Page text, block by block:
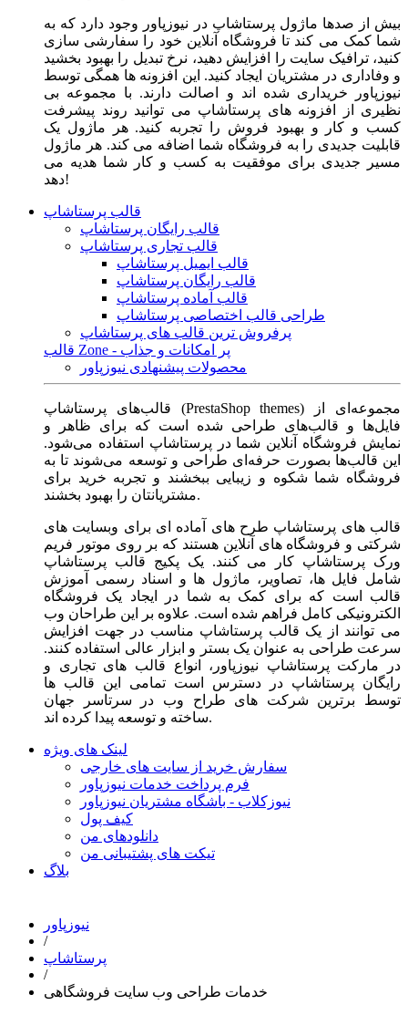
بیش از صدها ماژول پرستاشاپ در نیوزپاور وجود دارد که به
شما کمک می کند تا فروشگاه آنلاین خود را سفارشی سازی
کنید، ترافیک سایت را افزایش دهید، نرخ تبدیل را بهبود بخشید
و وفاداری در مشتریان ایجاد کنید. این افزونه ها همگی توسط
نیوزپاور خریداری شده اند و اصالت دارند. با مجموعه بی
نظیری از افزونه های پرستاشاپ می توانید روند پیشرفت
کسب و کار و بهبود فروش را تجربه کنید. هر ماژول یک
قابلیت جدیدی را به فروشگاه شما اضافه می کند. هر ماژول
مسیر جدیدی برای موفقیت به کسب و کار شما هدیه می
دهد!
قالب پرستاشاپ
قالب رایگان پرستاشاپ
قالب تجاری پرستاشاپ
قالب ایمیل پرستاشاپ
قالب رایگان پرستاشاپ
قالب آماده پرستاشاپ
طراحی قالب اختصاصی پرستاشاپ
پرفروش ترین قالب های پرستاشاپ
قالب Zone - پر امکانات و جذاب
محصولات پیشنهادی نیوزپاور
قالب‌های پرستاشاپ (PrestaShop themes) مجموعه‌ای از
فایل‌ها و قالب‌های طراحی شده است که برای ظاهر و
نمایش فروشگاه آنلاین شما در پرستاشاپ استفاده می‌شود.
این قالب‌ها بصورت حرفه‌ای طراحی و توسعه می‌شوند تا به
فروشگاه شما شکوه و زیبایی ببخشند و تجربه خرید برای
مشتریانتان را بهبود بخشند.
قالب های پرستاشاپ طرح های آماده ای برای وبسایت های
شرکتی و فروشگاه های آنلاین هستند که بر روی موتور فریم
ورک پرستاشاپ کار می کنند. یک پکیج قالب پرستاشاپ
شامل فایل ها، تصاویر، ماژول ها و اسناد رسمی آموزش
قالب است که برای کمک به شما در ایجاد یک فروشگاه
الکترونیکی کامل فراهم شده است. علاوه بر این طراحان وب
می توانند از یک قالب پرستاشاپ مناسب در جهت افزایش
سرعت طراحی به عنوان یک بستر و ابزار عالی استفاده کنند.
در مارکت پرستاشاپ نیوزپاور، انواع قالب های تجاری و
رایگان پرستاشاپ در دسترس است تمامی این قالب ها
توسط برترین شرکت های طراح وب در سرتاسر جهان
ساخته و توسعه پیدا کرده اند.
لینک های ویژه
سفارش خرید از سایت های خارجی
فرم پرداخت خدمات نیوزپاور
نیوزکلاب - باشگاه مشتریان نیوزپاور
کیف پول
دانلودهای من
تیکت های پشتیبانی من
بلاگ
نیوزپاور
/
پرستاشاپ
/
خدمات طراحی وب سایت فروشگاهی